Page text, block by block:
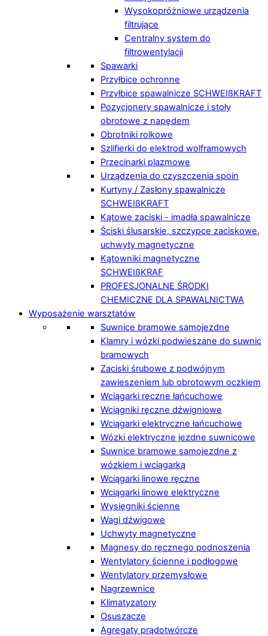
Wysokopróżniowe urządzenia
filtrujące
Centralny system do
filtrowentylacji
Spawarki
Przyłbice ochronne
Przyłbice spawalnicze SCHWEIßKRAFT
Pozycjonery spawalnicze i stoły
obrotowe z napędem
Obrotniki rolkowe
Szlifierki do elektrod wolframowych
Przecinarki plazmowe
Urządzenia do czyszczenia spoin
Kurtyny / Zasłony spawalnicze
SCHWEIßKRAFT
Kątowe zaciski - imadła spawalnicze
Ściski ślusarskie, szczypce zaciskowe,
uchwyty magnetyczne
Kątowniki magnetyczne
SCHWEIßKRAF
PROFESJONALNE ŚRODKI
CHEMICZNE DLA SPAWALNICTWA
Wyposażenie warsztatów
Suwnice bramowe samojezdne
Klamry i wózki podwieszane do suwnic
bramowych
Zaciski śrubowe z podwójnym
zawieszeniem lub obrotowym oczkiem
Wciągarki ręczne łańcuchowe
Wciągniki ręczne dźwigniowe
Wciągarki elektryczne łańcuchowe
Wózki elektryczne jezdne suwnicowe
Suwnice bramowe samojezdne z
wózkiem i wciągarką
Wciągarki linowe ręczne
Wciągarki linowe elektryczne
Wysięgniki ścienne
Wagi dźwigowe
Uchwyty magnetyczne
Magnesy do ręcznego podnoszenia
Wentylatory ścienne i podłogowe
Wentylatory przemysłowe
Nagrzewnice
Klimatyzatory
Osuszacze
Agregaty prądotwórcze